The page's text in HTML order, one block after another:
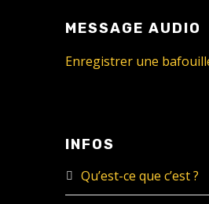
MESSAGE AUDIO
Enregistrer une
INFOS
Qu’est-ce que c’est ?